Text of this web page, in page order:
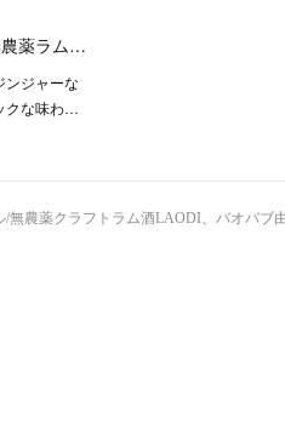
薬ラム…
ンジャーな
クな味わ…
農薬クラフトラム酒LAODI、バオバ